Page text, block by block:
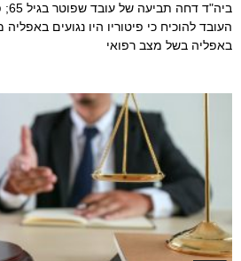
העובד להוכיח כי פיטוריו היו נגועים
באפליה בשל מצב רפואי